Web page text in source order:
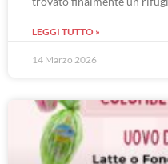
LEGGI TUTTO »
14 Marzo 2026